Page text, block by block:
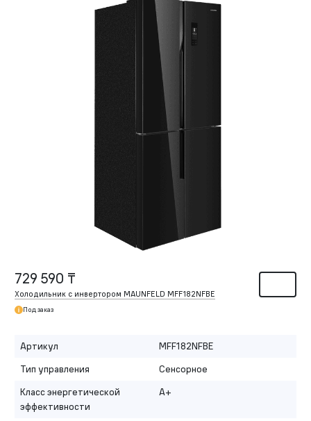
729 590 ₸
Холодильник c инвертором MAUNFELD MFF182NFBE
Под заказ
Артикул
MFF182NFBE
Тип управления
Сенсорное
Класс энергетической
эффективности
A+